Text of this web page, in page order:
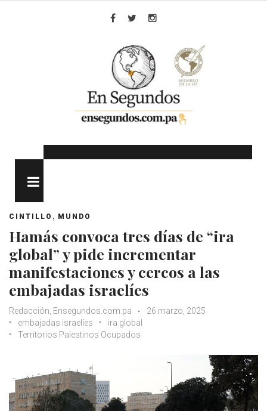
CINTILLO , MUNDO
Hamás convoca tres días de “ira
global” y pide incrementar
manifestaciones y cercos a las
embajadas israelíes
Redacción, Ensegundos.com.pa
26 marzo, 2025
embajadas israelíes
ira global
Territorios Palestinos Ocupados